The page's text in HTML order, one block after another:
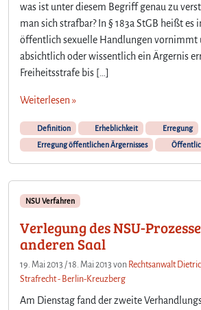
was ist unter diesem Begriff genau zu
man sich strafbar? In § 183a StGB heißt es
öffentlich sexuelle Handlungen vornimmt
absichtlich oder wissentlich ein Ärgernis
Freiheitsstrafe bis […]
Weiterlesen »
Definition Erheblichkeit
Erregung
Erregung öffentlichen Ärgernisses
NSU Verfahren
Verlegung des NSU-
anderen Saal
19. Mai 2013 /18. Mai 2013 von Rechtsanwalt
Strafrecht - Berlin-Kreuzberg
Am Dienstag fand der zweite